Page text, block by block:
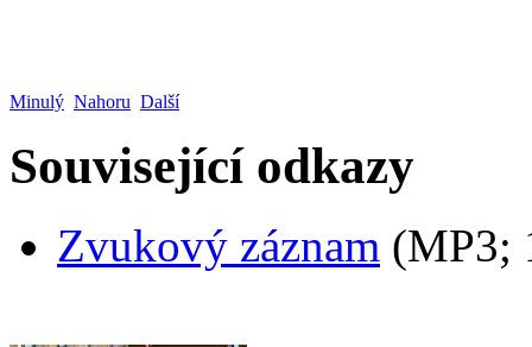
Minulý Nahoru Další
Související odkazy
Zvukový záznam (MP3;